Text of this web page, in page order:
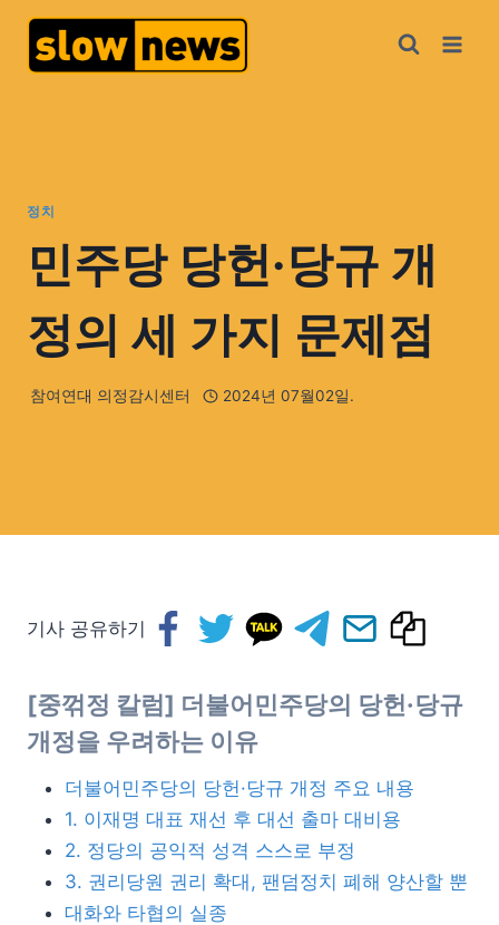
정치
민주당 당헌·당규 개
정의 세 가지 문제점
참여연대 의정감시센터 2024년 07월02일.
기사 공유하기
[중꺾정 칼럼] 더불어민주당의 당헌·당규
개정을 우려하는 이유
더불어민주당의 당헌·당규 개정 주요 내용
1. 이재명 대표 재선 후 대선 출마 대비용
2. 정당의 공익적 성격 스스로 부정
3. 권리당원 권리 확대, 팬덤정치 폐해 양산할 뿐
대화와 타협의 실종